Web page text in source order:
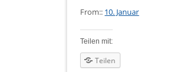
From:: 10. Januar
Teilen mit:
Teilen